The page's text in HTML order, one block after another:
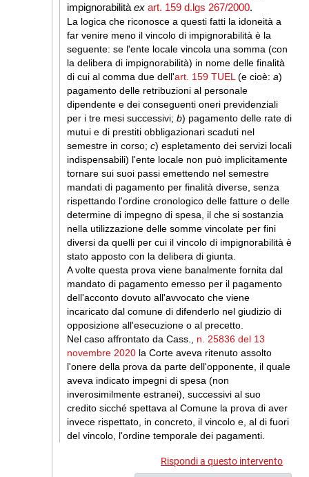
impignorabilità ex art. 159 d.lgs 267/2000.
La logica che riconosce a questi fatti la idoneità a
far venire meno il vincolo di impignorabilità è la
seguente: se l'ente locale vincola una somma (con
la delibera di impignorabilità) in nome delle finalità
di cui al comma due dell'art. 159 TUEL (e cioè: a)
pagamento delle retribuzioni al personale
dipendente e dei conseguenti oneri previdenziali
per i tre mesi successivi; b) pagamento delle rate di
mutui e di prestiti obbligazionari scaduti nel
semestre in corso; c) espletamento dei servizi locali
indispensabili) l'ente locale non può implicitamente
tornare sui suoi passi emettendo nel semestre
mandati di pagamento per finalità diverse, senza
rispettando l'ordine cronologico delle fatture o delle
determine di impegno di spesa, il che si sostanzia
nella utilizzazione delle somme vincolate per fini
diversi da quelli per cui il vincolo di impignorabilità è
stato apposto con la delibera di giunta.
A volte questa prova viene banalmente fornita dal
mandato di pagamento emesso per il pagamento
dell'acconto dovuto all'avvocato che viene
incaricato dal comune di difenderlo nel giudizio di
opposizione all'esecuzione o al precetto.
Nel caso affrontato da Cass., n. 25836 del 13
novembre 2020 la Corte aveva ritenuto assolto
l'onere della prova da parte dell'opponente, il quale
aveva indicato impegni di spesa (non
inverosimilmente estranei), successivi al suo
credito sicché spettava al Comune la prova di aver
invece rispettato, in concreto, il vincolo e, al di fuori
del vincolo, l'ordine temporale dei pagamenti.
Rispondi a questo intervento